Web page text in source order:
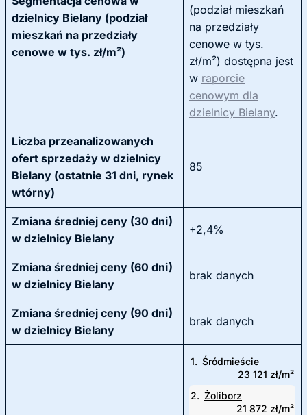
dzielnicy Bielany (podział
mieszkań na przedziały
cenowe w tys. zł/m²)
(podział mieszkań
na przedziały
cenowe w tys.
zł/m²) dostępna jest
w raporcie
cenowym dla
dzielnicy Bielany.
Liczba przeanalizowanych
ofert sprzedaży w dzielnicy
Bielany (ostatnie 31 dni, rynek
wtórny)
85
Zmiana średniej ceny (30 dni)
w dzielnicy Bielany
+2,4%
Zmiana średniej ceny (60 dni)
w dzielnicy Bielany
brak danych
Zmiana średniej ceny (90 dni)
w dzielnicy Bielany
brak danych
1. Śródmieście
23 121 zł/m²
2. Żoliborz
21 872 zł/m²